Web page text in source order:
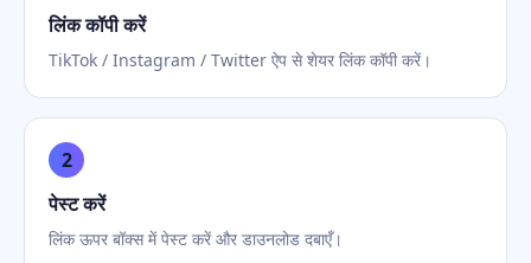
लिंक कॉपी करें
TikTok / Instagram / Twitter ऐप से शेयर लिंक कॉपी करें।
2
पेस्ट करें
लिंक ऊपर बॉक्स में पेस्ट करें और डाउनलोड दबाएँ।